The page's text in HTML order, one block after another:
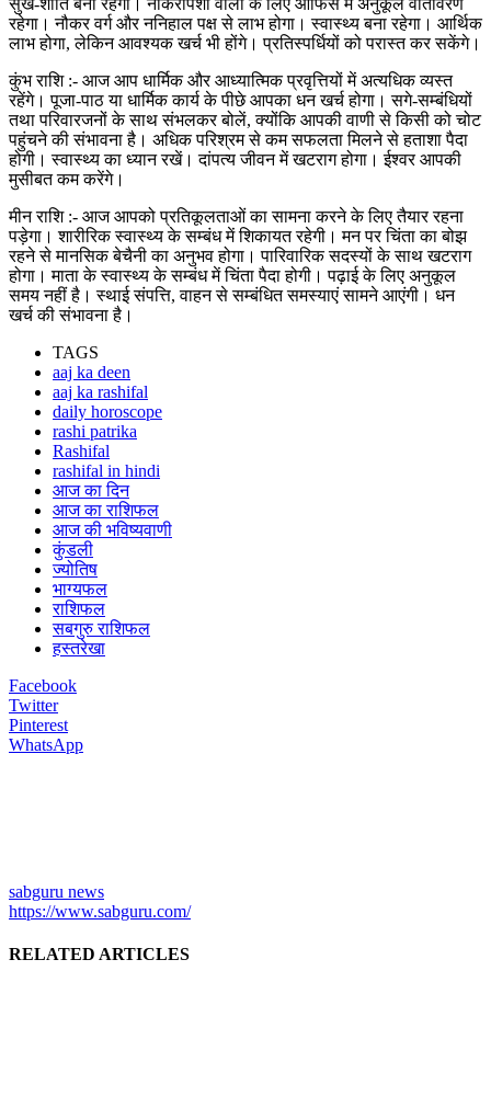
रहेगा। नौकर वर्ग और ननिहाल पक्ष से लाभ होगा। स्वास्थ्य बना रहेगा। आर्थिक
लाभ होगा, लेकिन आवश्यक खर्च भी होंगे। प्रतिस्पर्धियों को परास्त कर सकेंगे।
कुंभ राशि :- आज आप धार्मिक और आध्यात्मिक प्रवृत्तियों में अत्यधिक व्यस्त
रहेंगे। पूजा-पाठ या धार्मिक कार्य के पीछे आपका धन खर्च होगा। सगे-सम्बंधियों
तथा परिवारजनों के साथ संभलकर बोलें, क्योंकि आपकी वाणी से किसी को चोट
पहुंचने की संभावना है। अधिक परिश्रम से कम सफलता मिलने से हताशा पैदा
होगी। स्वास्थ्य का ध्यान रखें। दांपत्य जीवन में खटराग होगा। ईश्वर आपकी
मुसीबत कम करेंगे।
मीन राशि :- आज आपको प्रतिकूलताओं का सामना करने के लिए तैयार रहना
पड़ेगा। शारीरिक स्वास्थ्य के सम्बंध में शिकायत रहेगी। मन पर चिंता का बोझ
रहने से मानसिक बेचैनी का अनुभव होगा। पारिवारिक सदस्यों के साथ खटराग
होगा। माता के स्वास्थ्य के सम्बंध में चिंता पैदा होगी। पढ़ाई के लिए अनुकूल
समय नहीं है। स्थाई संपत्ति, वाहन से सम्बंधित समस्याएं सामने आएंगी। धन
खर्च की संभावना है।
TAGS
aaj ka deen
aaj ka rashifal
daily horoscope
rashi patrika
Rashifal
rashifal in hindi
आज का दिन
आज का राशिफल
आज की भविष्यवाणी
कुंडली
ज्योतिष
भाग्यफल
राशिफल
सबगुरु राशिफल
हस्तरेखा
Facebook
Twitter
Pinterest
WhatsApp
sabguru news
https://www.sabguru.com/
RELATED ARTICLES